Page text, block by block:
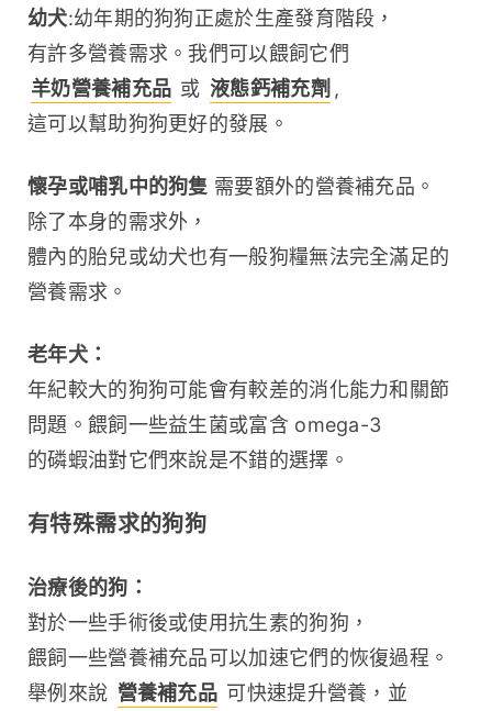
幼犬:幼年期的狗狗正處於生產發育階段，
羊奶營養補充品 或 液態鈣補充劑 ,
這可以幫助狗狗更好的發展。
懷孕或哺乳中的狗隻 需要額外的營養補充品。
除了本身的需求外，
體內的胎兒或幼犬也有一般狗糧無法完全滿足的
營養需求。
老年犬：
年紀較大的狗狗可能會有較差的消化能力和關節
問題。餵飼一些益生菌或富含 omega-3
的磷蝦油對它們來說是不錯的選擇。
有特殊需求的狗狗
治療後的狗：
對於一些手術後或使用抗生素的狗狗，
餵飼一些營養補充品可以加速它們的恢復過程。
舉例來說 營養補充品